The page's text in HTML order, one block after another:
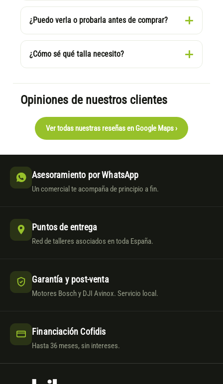
¿Puedo verla o probarla antes de comprar?
¿Cómo sé qué talla necesito?
Opiniones de nuestros clientes
Ver todas nuestras reseñas en Google Maps ›
Asesoramiento por WhatsApp
Un comercial te acompaña de principio a fin.
Puntos de entrega
Red de talleres asociados en toda España.
Garantía y post-venta
Motores Bosch y DJI Avinox. Servicio local.
Financiación Cofidis
Hasta 36 meses, sin intereses.